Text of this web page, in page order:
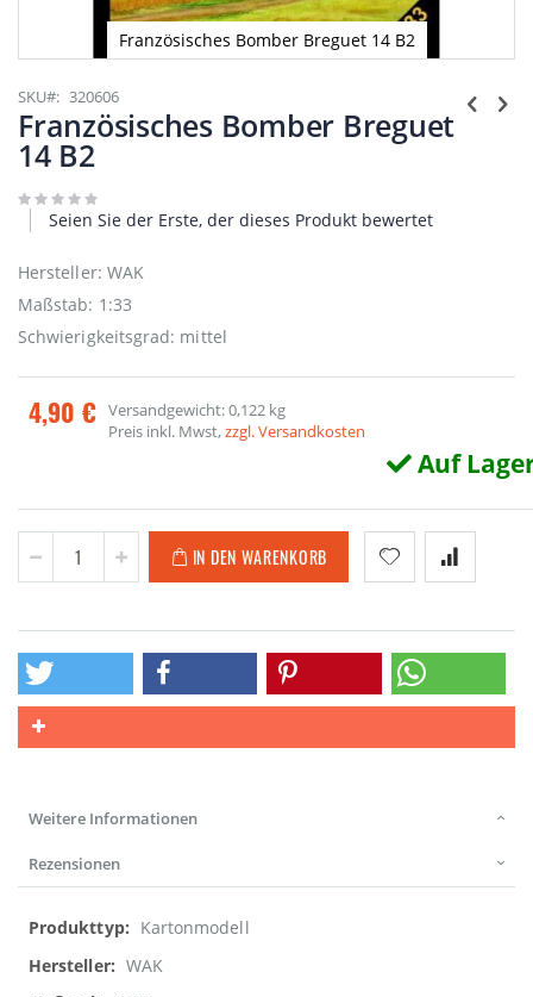
Französisches Bomber Breguet 14 B2
Anfang
der
Bildgalerie
springen
SKU 320606
Französisches Bomber Breguet
14 B2
Seien Sie der Erste, der dieses Produkt bewertet
Hersteller: WAK
Maßstab: 1:33
Schwierigkeitsgrad: mittel
4,90 € Versandgewicht: 0,122 kg
Preis inkl. Mwst,zzgl. Versandkosten
Auf
IN DEN WARENKORB
Weitere Informationen
Rezensionen
Weitere
Informationen
Kartonmodell
WAK